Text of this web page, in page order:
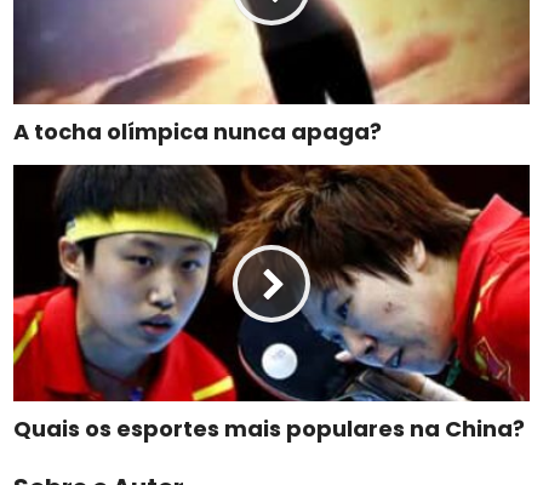
A tocha olímpica nunca apaga?
Quais os esportes mais populares na China?